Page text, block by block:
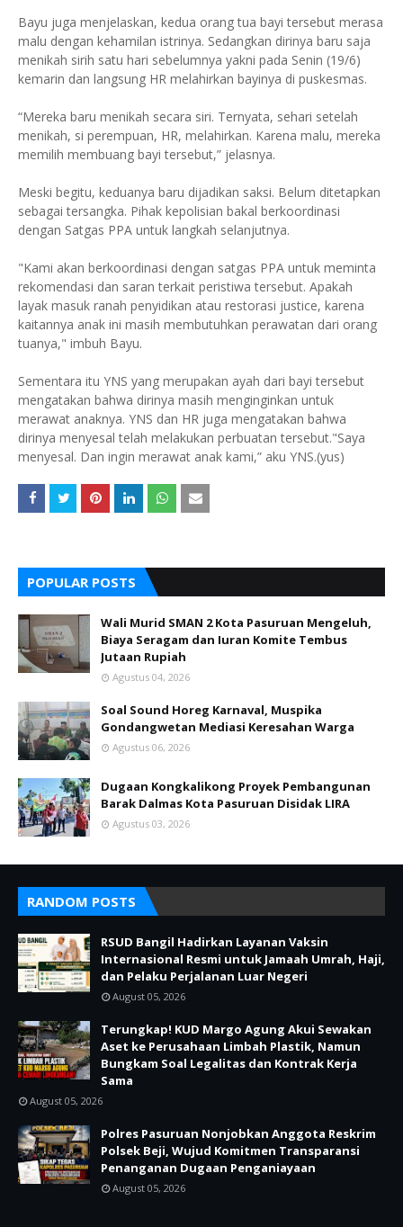
Bayu juga menjelaskan, kedua orang tua bayi tersebut merasa
malu dengan kehamilan istrinya. Sedangkan dirinya baru saja
menikah sirih satu hari sebelumnya yakni pada Senin (19/6)
kemarin dan langsung HR melahirkan bayinya di puskesmas.
“Mereka baru menikah secara siri. Ternyata, sehari setelah
menikah, si perempuan, HR, melahirkan. Karena malu, mereka
memilih membuang bayi tersebut,” jelasnya.
Meski begitu, keduanya baru dijadikan saksi. Belum ditetapkan
sebagai tersangka. Pihak kepolisian bakal berkoordinasi
dengan Satgas PPA untuk langkah selanjutnya.
"Kami akan berkoordinasi dengan satgas PPA untuk meminta
rekomendasi dan saran terkait peristiwa tersebut. Apakah
layak masuk ranah penyidikan atau restorasi justice, karena
kaitannya anak ini masih membutuhkan perawatan dari orang
tuanya," imbuh Bayu.
Sementara itu YNS yang merupakan ayah dari bayi tersebut
mengatakan bahwa dirinya masih menginginkan untuk
merawat anaknya. YNS dan HR juga mengatakan bahwa
dirinya menyesal telah melakukan perbuatan tersebut."Saya
menyesal. Dan ingin merawat anak kami,” aku YNS.(yus)
POPULAR POSTS
Wali Murid SMAN 2 Kota Pasuruan Mengeluh,
Biaya Seragam dan Iuran Komite Tembus
Jutaan Rupiah
Agustus 04, 2026
Soal Sound Horeg Karnaval, Muspika
Gondangwetan Mediasi Keresahan Warga
Agustus 06, 2026
Dugaan Kongkalikong Proyek Pembangunan
Barak Dalmas Kota Pasuruan Disidak LIRA
Agustus 03, 2026
RANDOM POSTS
RSUD Bangil Hadirkan Layanan Vaksin
Internasional Resmi untuk Jamaah Umrah, Haji,
dan Pelaku Perjalanan Luar Negeri
August 05, 2026
Terungkap! KUD Margo Agung Akui Sewakan
Aset ke Perusahaan Limbah Plastik, Namun
Bungkam Soal Legalitas dan Kontrak Kerja
Sama
August 05, 2026
Polres Pasuruan Nonjobkan Anggota Reskrim
Polsek Beji, Wujud Komitmen Transparansi
Penanganan Dugaan Penganiayaan
August 05, 2026